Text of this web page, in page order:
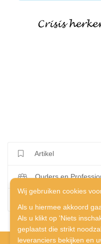
Wij gebruiken cookies
Als u hiermee akkoord
Als u klikt op 'Niets
geplaatst die strikt
leveranciers bekijken en
Artikel
Ouders en